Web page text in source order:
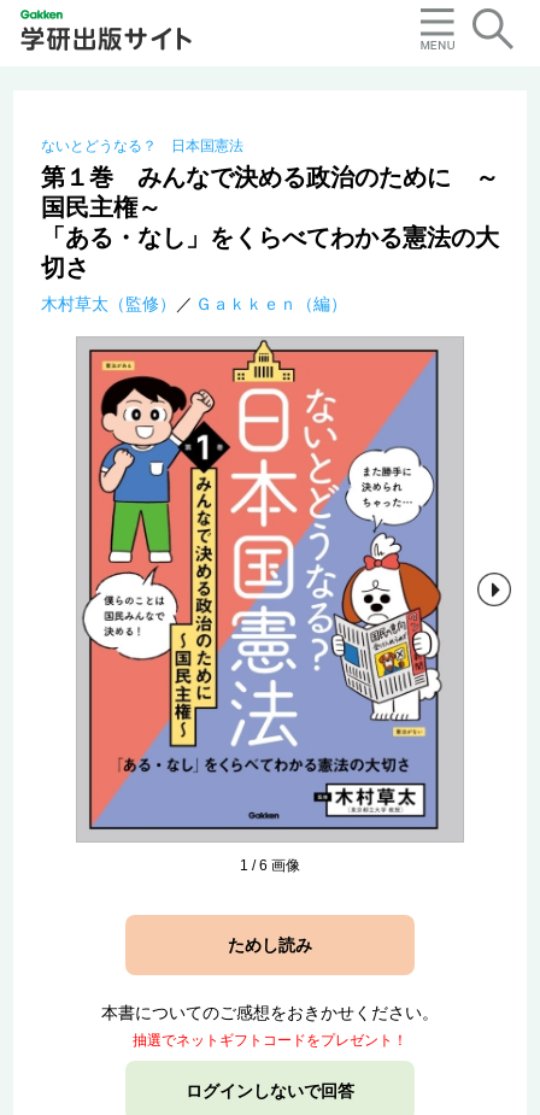
ないとどうなる？ 日本国憲法
第１巻 みんなで決める政治のために ～
国民主権～
「ある・なし」をくらべてわかる憲法の大
切さ
木村草太（監修） Ｇａｋｋｅｎ（編）
1 /6 画像
ためし読み
本書についてのご感想をおきかせください。
抽選でネットギフトコードをプレゼント！
ログインしないで回答